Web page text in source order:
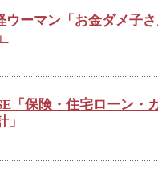
ウーマン「お金ダメ子
「保険・住宅ローン・
」